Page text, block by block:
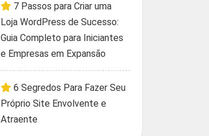
7 Passos para Criar uma
Loja WordPress de Sucesso:
Guia Completo para Iniciantes
e Empresas em Expansão
6 Segredos Para Fazer Seu
Próprio Site Envolvente e
Atraente